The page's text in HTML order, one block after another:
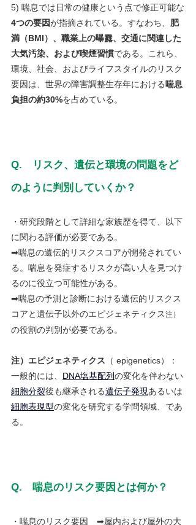
5) 喘息では日常の健康という点で修正可能な
4つの要因が指摘されている。すなわち、 肥
満（BMI）、職業上の曝露、交通に関連した
大気汚染、および喫煙習慣である。これら、
環境、社会、およびライフスタイルのリスク
要因は、世界の障害調整生存年における 喘息
負担の約30%を占めている。
Q.　リスク、遺伝と環境の問題をど
のように判別していくか？
・研究段階として詳細な家族歴を得て、以下
に関わる評価が必要である。
➡喘息の遺伝的リスクスコアが開発されてい
る。喘息を発症するリスクが高い人を見つけ
るのに役立つ可能性がある。
➡喘息の予測と診断における遺伝的リスクス
コアと遺伝子以外のエピジェネティクス注）
の役割の判別が必要である。
注）エピジェネティクス （ epigenetics）：
一般的には、 DNA塩基配列の変化を伴わない
細胞分裂後も継承される遺伝子発現あるいは
細胞表現型の変化を研究する学問領域、であ
る。
Q.　喘息のリスク要因とは何か？
・喘息のリスク要因　➡屋内および屋外の大